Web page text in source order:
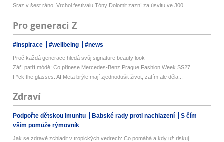
Sraz v šest ráno. Vrchol festivalu Tóny Dolomit zazní za úsvitu ve 300...
Pro generaci Z
#inspirace #wellbeing #news
Proč každá generace hledá svůj signature beauty look
Září patří módě: Co přinese Mercedes-Benz Prague Fashion Week SS27
F*ck the glasses: AI Meta brýle mají zjednodušit život, zatím ale děla...
Zdraví
Podpořte dětskou imunitu Babské rady proti nachlazení
S čím
vším pomůže rýmovník
Jak se zdravě zchladit v tropických vedrech: Co pomáhá a kdy už riskuj...